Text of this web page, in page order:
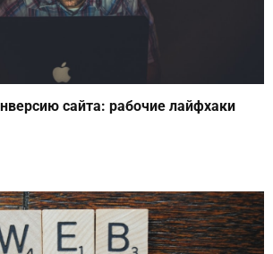
сайта: рабочие лайфхаки